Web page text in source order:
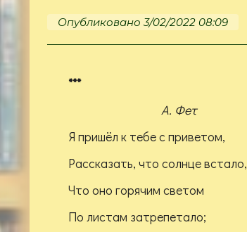
Опубликовано 3/02/2022 08:09
***
А. Фет
Я пришёл к тебе с приветом,
Рассказать, что солнце встало,
Что оно горячим светом
По листам затрепетало;